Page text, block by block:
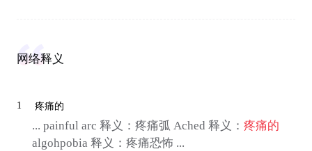
网络释义
1 疼痛的
... painful arc 释义：疼痛弧 Ached 释义： 疼痛的
algohpobia 释义：疼痛恐怖 ...